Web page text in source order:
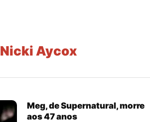
Nicki Aycox
Meg, de Supernatural, morre
aos 47 anos